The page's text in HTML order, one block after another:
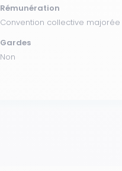
Rémunération
Convention collective majorée
Gardes
Non